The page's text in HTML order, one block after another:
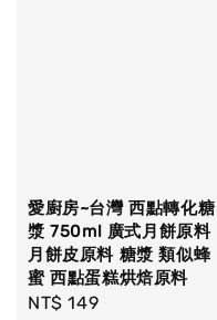
愛廚房~台灣 西點轉化糖
漿 750ml 廣式月餅原料
月餅皮原料 糖漿 類似蜂
蜜 西點蛋糕烘焙原料
Regular
NT$ 149